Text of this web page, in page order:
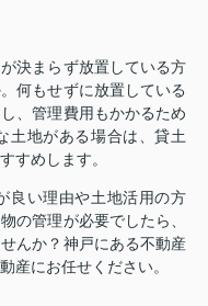
決まらず放置している方
何もせずに放置している
、管理費用もかかるため
土地がある場合は、貸土
すめします。
良い理由や土地活用の方
の管理が必要でしたら、
んか？神戸にある不動産
産にお任せください。